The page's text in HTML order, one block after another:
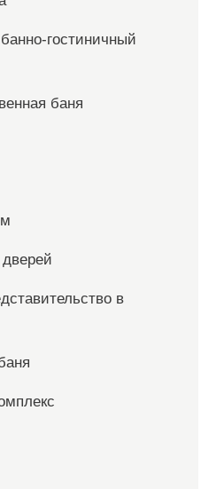
гостиничный
баня
в